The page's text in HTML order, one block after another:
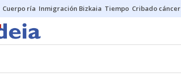
Cuerpo ría Inmigración Bizkaia Tiempo Cribado cáncer